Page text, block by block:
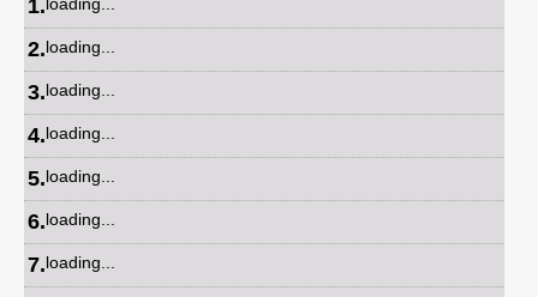
1.
2.loading...
3.loading...
4.loading...
5.loading...
6.loading...
7.loading...